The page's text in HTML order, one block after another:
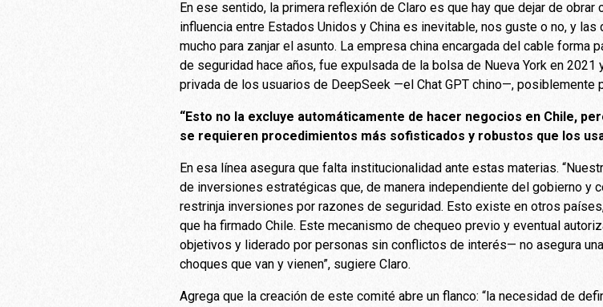
En ese sentido, la primera reflexión de Claro es que hay que dejar de obrar
influencia entre Estados Unidos y China es inevitable, nos guste o no, y
mucho para zanjar el asunto. La empresa china encargada del cable
de seguridad hace años, fue expulsada de la bolsa de Nueva York en
privada de los usuarios de DeepSeek —el Chat GPT chino—, posiblemente
“Esto no la excluye automáticamente de hacer negocios en Chile,
se requieren procedimientos más sofisticados y robustos que los
En esa línea asegura que falta institucionalidad ante estas materias.
de inversiones estratégicas que, de manera independiente del gobierno y
restrinja inversiones por razones de seguridad. Esto existe en otros
que ha firmado Chile. Este mecanismo de chequeo previo y eventual
objetivos y liderado por personas sin conflictos de interés— no asegura
choques que van y vienen”, sugiere Claro.
Agrega que la creación de este comité abre un flanco: “la necesidad de